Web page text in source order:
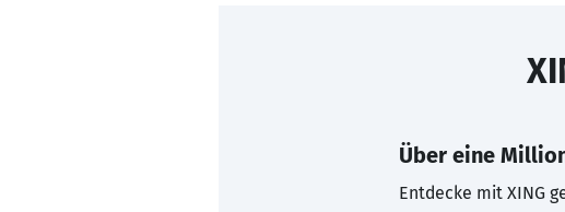
Über eine
Entdecke mit XING